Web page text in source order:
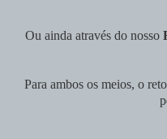
Ou ainda através do nosso
Para ambos os meios, o